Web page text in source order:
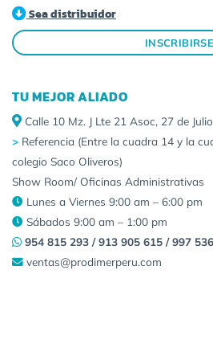
Sea distribuidor
INSCRIBIRSE
TU MEJOR ALIADO
Calle 10 Mz. J Lte 21 Asoc, 27 de
> Referencia (Entre la cuadra 14 y la
colegio Saco Oliveros)
Show Room/ Oficinas Administrativas
Lunes a Viernes 9:00 am – 6:00 pm
Sábados 9:00 am – 1:00 pm
954 815 293 / 913 905 615 / 997
ventas@prodimerperu.com